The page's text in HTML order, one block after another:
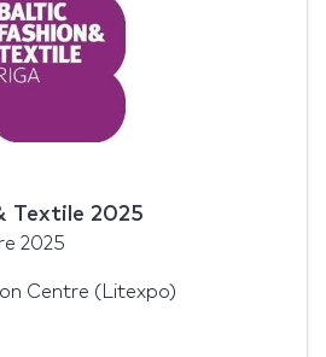
Textile 2025
2025
Centre (Litexpo)